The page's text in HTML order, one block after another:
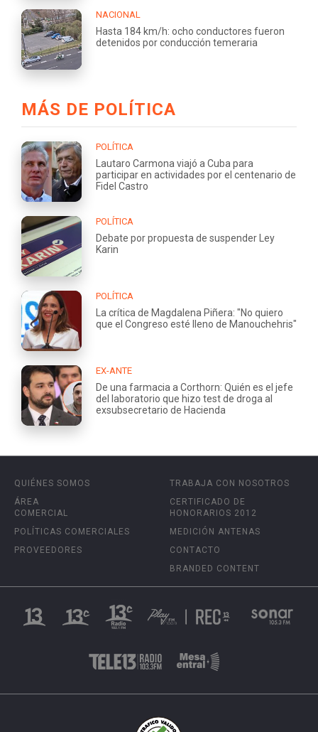
NACIONAL
Hasta 184 km/h: ocho conductores fueron
detenidos por conducción temeraria
MÁS DE POLÍTICA
POLÍTICA
Lautaro Carmona viajó a Cuba para
participar en actividades por el centenario de
Fidel Castro
POLÍTICA
Debate por propuesta de suspender Ley
Karin
POLÍTICA
La crítica de Magdalena Piñera: "No quiero
que el Congreso esté lleno de Manouchehris"
EX-ANTE
De una farmacia a Corthorn: Quién es el jefe
del laboratorio que hizo test de droga al
exsubsecretario de Hacienda
QUIÉNES SOMOS
ÁREA
COMERCIAL
POLÍTICAS COMERCIALES
PROVEEDORES
TRABAJA CON NOSOTROS
CERTIFICADO DE
HONORARIOS 2012
MEDICIÓN ANTENAS
CONTACTO
BRANDED CONTENT